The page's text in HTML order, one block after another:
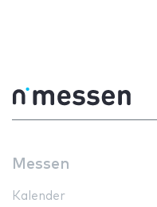
Messen
Kalender